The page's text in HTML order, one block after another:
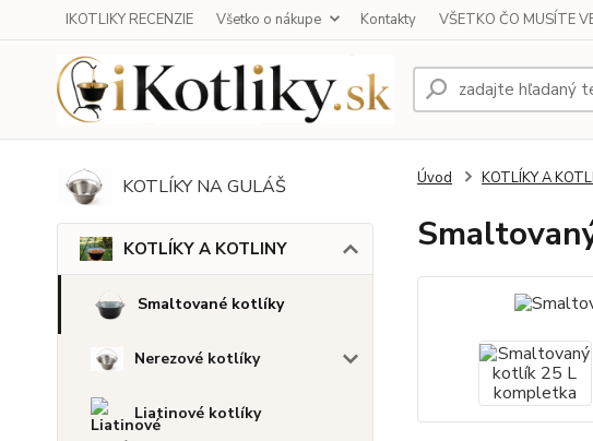
IKOTLIKY RECENZIE Všetko o nákupe Kontakty VŠETKO ČO MUSÍTE
KOTLÍKY NA GULÁŠ
KOTLÍKY A KOTLINY
Smaltované kotlíky
Nerezové kotlíky
Liatinové kotlíky
Úvod KOTLÍKY A